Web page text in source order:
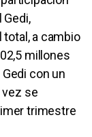
total, a cambio
millones
con un
vez se
trimestre